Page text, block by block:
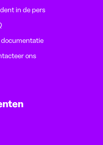
in de pers
documentatie
ons